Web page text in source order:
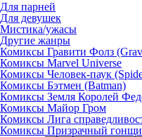
Для парней
Для девушек
Мистика/ужасы
Другие жанры
Комиксы Гравити Фолз
Комиксы Marvel Universe
Комиксы Человек-паук
Комиксы Бэтмен (Batman)
Комиксы Земля Королей
Комиксы Майор Гром
Комиксы Лига
Комиксы Призрачный